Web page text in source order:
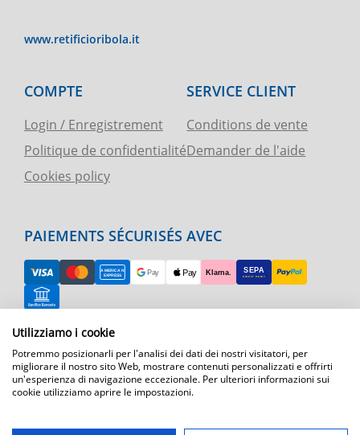
www.retificioribola.it
COMPTE
Login / Enregistrement
Politique de confidentialité
Cookies policy
SERVICE CLIENT
Conditions de vente
Demander de l'aide
PAIEMENTS SÉCURISÉS AVEC
RETOUR FACILE
ASSISTANCE TÉLÉPHONIQUE ET CARTE
EXPÉDITION RAPIDE
Utilizziamo i cookie
Potremmo posizionarli per l'analisi dei dati dei nostri visitatori, per
migliorare il nostro sito Web, mostrare contenuti personalizzati e offrirti
un'esperienza di navigazione eccezionale. Per ulteriori informazioni sui
cookie utilizziamo aprire le impostazioni.